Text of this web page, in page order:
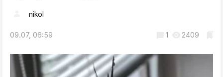
nikol
09.07, 06:59 1 2409